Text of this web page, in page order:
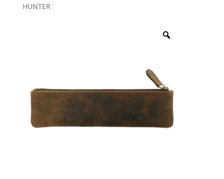
HUNTER